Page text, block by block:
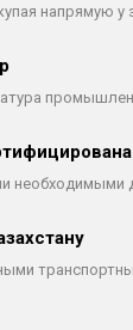
напрямую у
необходимыми